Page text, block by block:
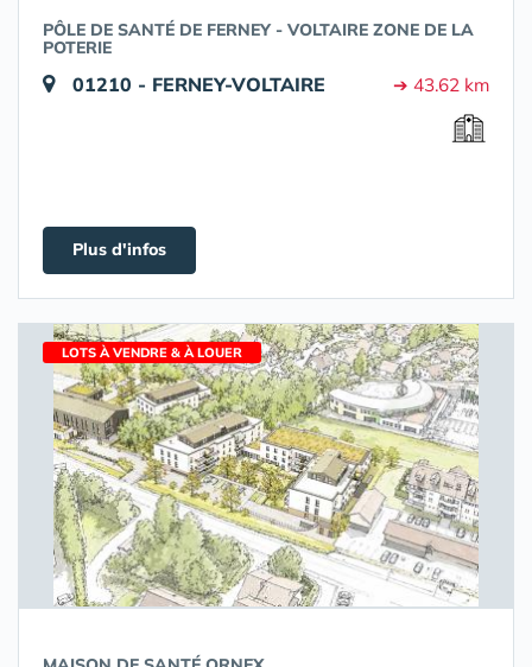
PÔLE DE SANTÉ DE FERNEY - VOLTAIRE ZONE DE LA
POTERIE
01210 - FERNEY-VOLTAIRE ➔ 43.62 km
Plus d'infos
LOTS À VENDRE & À LOUER